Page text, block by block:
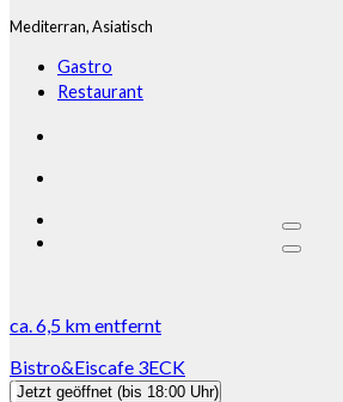
Mediterran,Asiatisch
Gastro
Restaurant
ca. 6,5 kmentfernt
Bistro&Eiscafe 3ECK
Jetzt geöffnet (bis 18:00 Uhr)